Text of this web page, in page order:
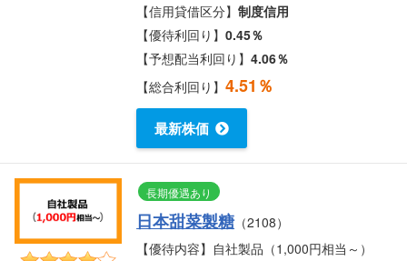
【信用貸借区分】制度信用
【優待利回り】0.45％
【予想配当利回り】4.06％
【総合利回り】4.51％
最新株価
長期優遇あり
日本甜菜製糖（2108）
【優待内容】自社製品（1,000円相当～）